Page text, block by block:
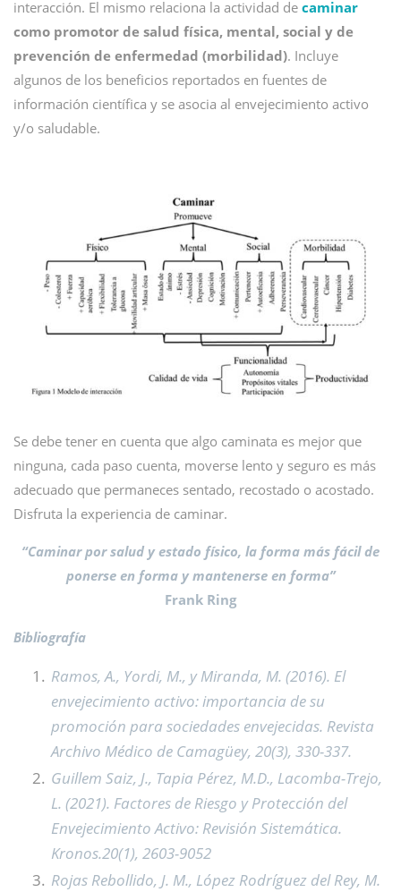
interacción. El mismo relaciona la actividad de caminar
como promotor de salud física, mental, social y de
prevención de enfermedad (morbilidad). Incluye
algunos de los beneficios reportados en fuentes de
información científica y se asocia al envejecimiento activo
y/o saludable.
Se debe tener en cuenta que algo caminata es mejor que
ninguna, cada paso cuenta, moverse lento y seguro es más
adecuado que permaneces sentado, recostado o acostado.
Disfruta la experiencia de caminar.
“Caminar por salud y estado físico, la forma más fácil de
ponerse en forma y mantenerse en forma”
Frank Ring
Bibliografía
Ramos, A., Yordi, M., y Miranda, M. (2016). El
envejecimiento activo: importancia de su
promoción para sociedades envejecidas. Revista
Archivo Médico de Camagüey, 20(3), 330-337.
Guillem Saiz, J., Tapia Pérez, M.D., Lacomba-Trejo,
L. (2021). Factores de Riesgo y Protección del
Envejecimiento Activo: Revisión Sistemática.
Kronos.20(1), 2603-9052
Rojas Rebollido, J. M., López Rodríguez del Rey, M.